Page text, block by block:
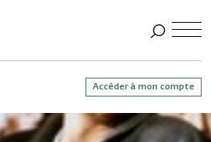
Accéder à mon compte